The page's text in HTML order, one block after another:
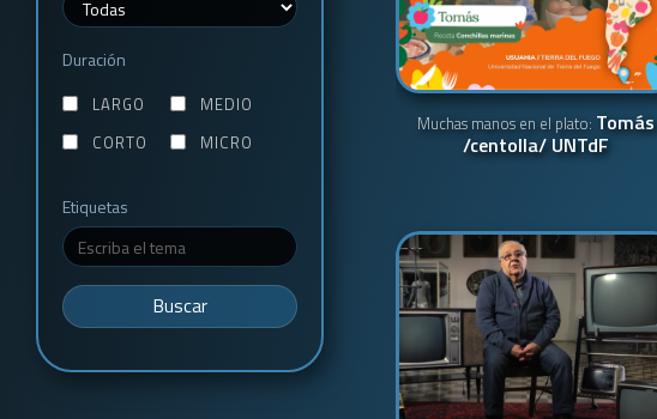
Muchas manos en el plato: Tomás
/centolla/ UNTdF
Duración
LARGO
MEDIO
CORTO
MICRO
Etiquetas
Buscar